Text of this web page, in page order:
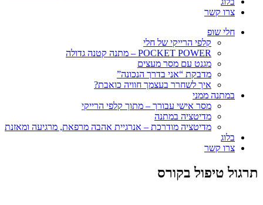
צרו קשר
חלי שופ
קלפי הרייקי של חלי
POCKET POWER – מתנה קטנה גדולה
מגנט עם מסר מעצים
מדבקת “אני בדרך הנכונה”
איך לשחרר בעצמך חוויה כואבת?
במתנה ממני
מסר אישי עבורך – מתוך קלפי הרייקי
מדיטציה במתנה
מדיטציה מודרכת – אנרגיית אהבה מרפאת, מרגיעה ומאזנת
בלוג
צרו קשר
תרגול טיפול בקורס